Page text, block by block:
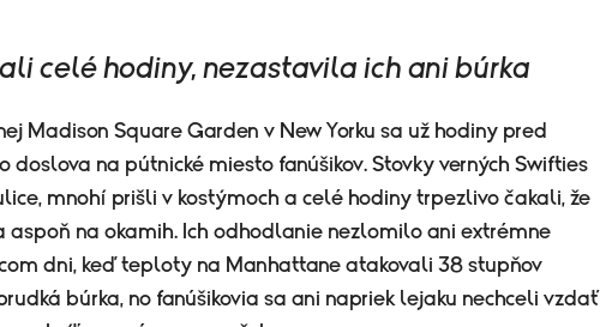
celé hodiny, nezastavila ich ani búrka
Madison Square Garden v New Yorku sa už hodiny pred
doslova na pútnické miesto fanúšikov. Stovky verných Swifties
mnohí prišli v kostýmoch a celé hodiny trpezlivo čakali, že
aspoň na okamih. Ich odhodlanie nezlomilo ani extrémne
dni, keď teploty na Manhattane atakovali 38 stupňov
búrka, no fanúšikovia sa ani napriek lejaku nechceli vzdať